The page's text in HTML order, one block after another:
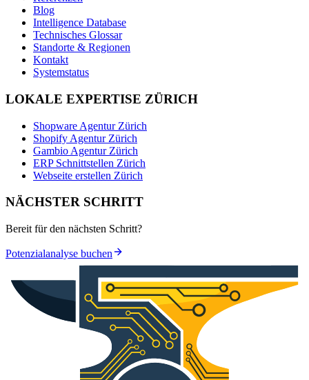
Blog
Intelligence Database
Technisches Glossar
Standorte & Regionen
Kontakt
Systemstatus
LOKALE EXPERTISE ZÜRICH
Shopware Agentur Zürich
Shopify Agentur Zürich
Gambio Agentur Zürich
ERP Schnittstellen Zürich
Webseite erstellen Zürich
NÄCHSTER SCHRITT
Bereit für den nächsten Schritt?
Potenzialanalyse buchen